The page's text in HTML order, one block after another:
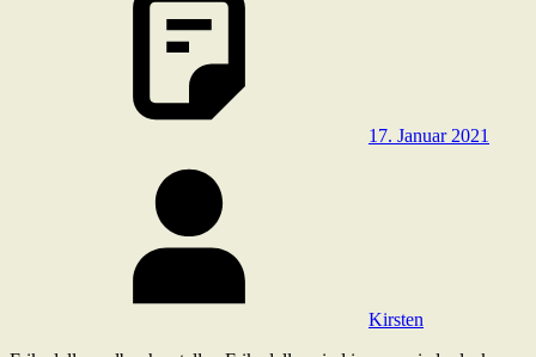
17. Januar 2021
Kirsten